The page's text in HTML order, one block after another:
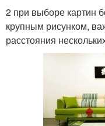
2 при выборе картин
крупным рисунком,
расстояния